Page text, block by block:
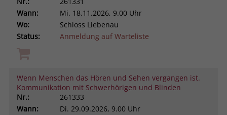
Wann:
Mi. 18.11.2026, 9.00 Uhr
Wo:
Schloss Liebenau
Status:
Anmeldung auf Warteliste
Wenn Menschen das Hören und Sehen vergangen ist.
Kommunikation mit Schwerhörigen und Blinden
Nr.:
261333
Wann:
Di. 29.09.2026, 9.00 Uhr